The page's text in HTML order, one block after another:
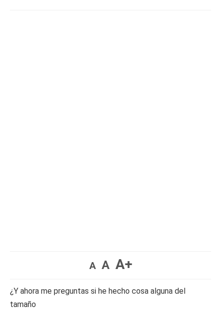
A A A+
¿Y ahora me preguntas si he hecho cosa alguna del
tamaño